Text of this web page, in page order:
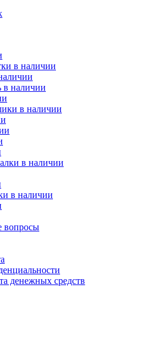
в наличии
в наличии
в наличии
в наличии
в наличии
вопросы
денежных средств